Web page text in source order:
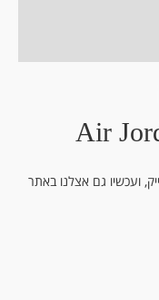
Air
ועכשיו גם אצלנו באתר